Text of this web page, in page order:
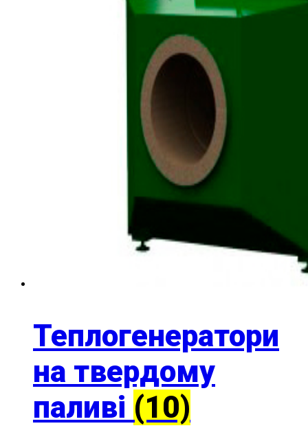
Теплогенератори
на твердому
паливі (10)